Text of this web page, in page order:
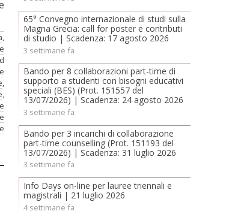
,
,
,
65° Convegno internazionale di studi sulla
Magna Grecia: call for poster e contributi
di studio | Scadenza: 17 agosto 2026
3 settimane fa
Bando per 8 collaborazioni part-time di
supporto a studenti con bisogni educativi
speciali (BES) (Prot. 151557 del
13/07/2026) | Scadenza: 24 agosto 2026
3 settimane fa
Bando per 3 incarichi di collaborazione
part-time counselling (Prot. 151193 del
13/07/2026) | Scadenza: 31 luglio 2026
3 settimane fa
Info Days on-line per lauree triennali e
magistrali | 21 luglio 2026
4 settimane fa